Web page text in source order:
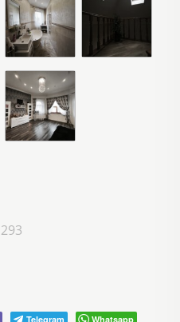
293
Telegram Whatsapp